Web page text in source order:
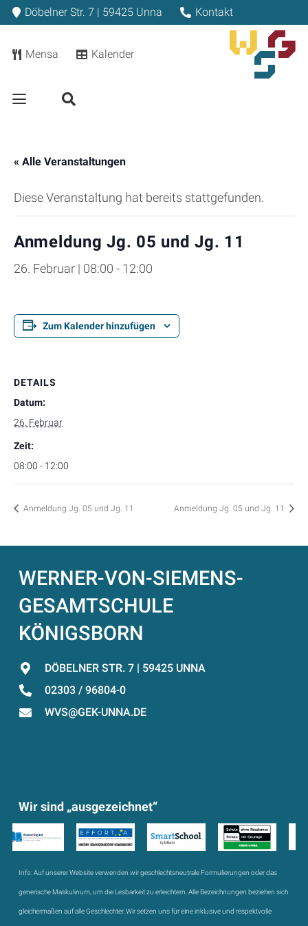
Döbelner Str. 7 | 59425 Unna Kontakt
Mensa Kalender
« Alle Veranstaltungen
Diese Veranstaltung hat bereits stattgefunden.
Anmeldung Jg. 05 und Jg. 11
26. Februar | 08:00 - 12:00
Zum Kalender hinzufügen
DETAILS
Datum:
26. Februar
Zeit:
08:00 - 12:00
Anmeldung Jg. 05 und Jg. 11 Anmeldung Jg. 05 und Jg. 11
WERNER-VON-SIEMENS-
GESAMTSCHULE
KÖNIGSBORN
DÖBELNER STR. 7 | 59425 UNNA
02303 / 96804-0
WVS@GEK-UNNA.DE
Wir sind „ausgezeichnet“
Info:Auf unserer Website verwenden wir geschlechtsneutrale Formulierungen oder das
generische Maskulinum, um die Lesbarkeit zu erleichtern. Alle Bezeichnungen beziehen sich
gleichermaßen auf alle Geschlechter. Wir setzen uns für eine inklusive und respektvolle